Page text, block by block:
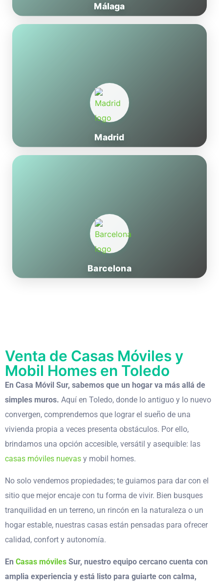
Málaga
Madrid
Barcelona
Venta de Casas Móviles y
Mobil Homes en Toledo
En Casa Móvil Sur, sabemos que un hogar va más allá de
simples muros. Aquí en Toledo, donde lo antiguo y lo nuevo
convergen, comprendemos que lograr el sueño de una
vivienda propia a veces presenta obstáculos. Por ello,
brindamos una opción accesible, versátil y asequible: las
casas móviles nuevas y mobil homes.
No solo vendemos propiedades; te guiamos para dar con el
sitio que mejor encaje con tu forma de vivir. Bien busques
tranquilidad en un terreno, un rincón en la naturaleza o un
hogar estable, nuestras casas están pensadas para ofrecer
calidad, confort y autonomía.
En Casas móviles Sur, nuestro equipo cercano cuenta con
amplia experiencia y está listo para guiarte con calma,